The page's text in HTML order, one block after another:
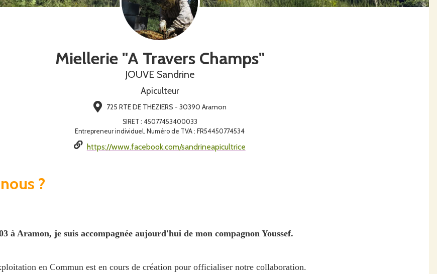
Miellerie "A Travers Champs"
JOUVE Sandrine
Apiculteur
725 RTE DE THEZIERS - 30390 Aramon
SIRET : 45077453400033
Entrepreneur individuel. Numéro de TVA : FR54450774534
https://www.facebook.com/sandrineapicultrice
?
à Aramon, je suis accompagnée aujourd'hui de mon compagnon Youssef.
en Commun est en cours de création pour officialiser notre collaboration.